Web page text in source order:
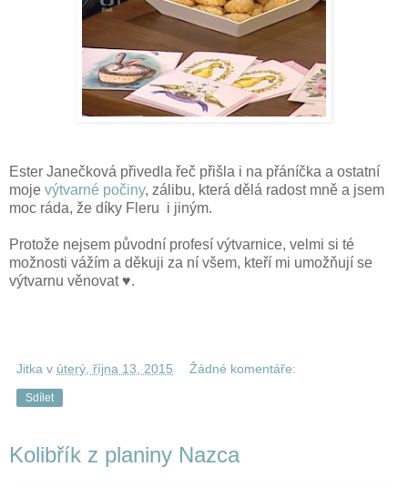
Ester Janečková přivedla řeč přišla i na přáníčka a ostatní
moje výtvarné počiny, zálibu, která dělá radost mně a jsem
moc ráda, že díky Fleru i jiným.
Protože nejsem původní profesí výtvarnice, velmi si té
možnosti vážím a děkuji za ní všem, kteří mi umožňují se
výtvarnu věnovat ♥.
Jitka v úterý, října 13, 2015 Žádné komentáře:
Sdílet
Kolibřík z planiny Nazca